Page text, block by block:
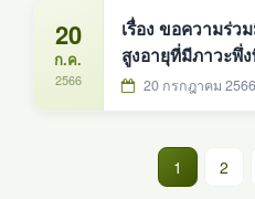
20
ก.ค.
2566
เรื่อง ขอความร่ว
สูงอายุที่มีภาวะพึ่ง
20 กรกฎาคม 2566
1 (current)
2